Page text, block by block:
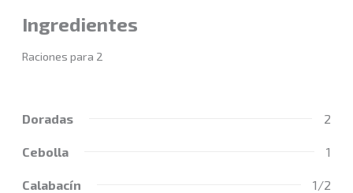
Ingredientes
Raciones para 2
Doradas 2
Cebolla 1
Calabacín 1/2